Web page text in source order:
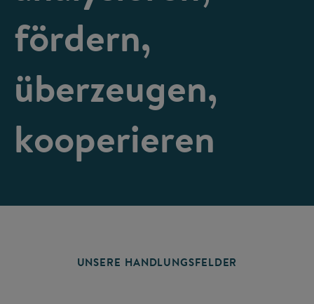
fördern,
überzeugen,
kooperieren
UNSERE HANDLUNGSFELDER